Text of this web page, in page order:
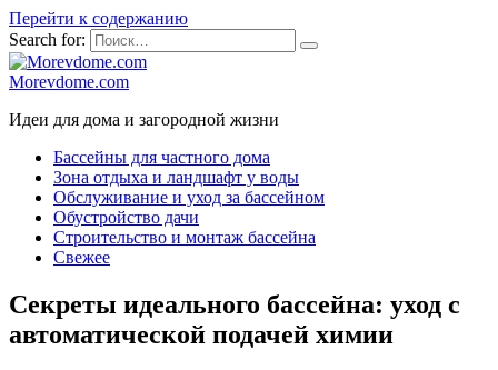
Перейти к содержанию
Search for:
Morevdome.com
Идеи для дома и загородной жизни
Бассейны для частного дома
Зона отдыха и ландшафт у воды
Обслуживание и уход за бассейном
Обустройство дачи
Строительство и монтаж бассейна
Свежее
Секреты идеального бассейна: уход с
автоматической подачей химии